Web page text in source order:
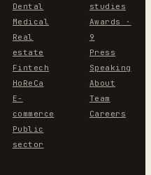
Dental
Medical
Real
estate
Fintech
HoReCa
E-
commerce
Public
sector
studies
Awards ·
9
Press
Speaking
About
Team
Careers